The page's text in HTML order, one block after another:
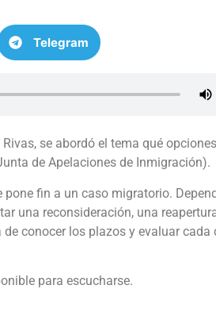
Telegram
se abordó el tema qué
de Apelaciones de Inmigración).
fin a un caso migratorio.
una reconsideración, una
conocer los plazos y evaluar cada
para escucharse.